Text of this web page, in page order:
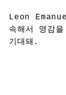
Leon
속해서 영감
기대돼.